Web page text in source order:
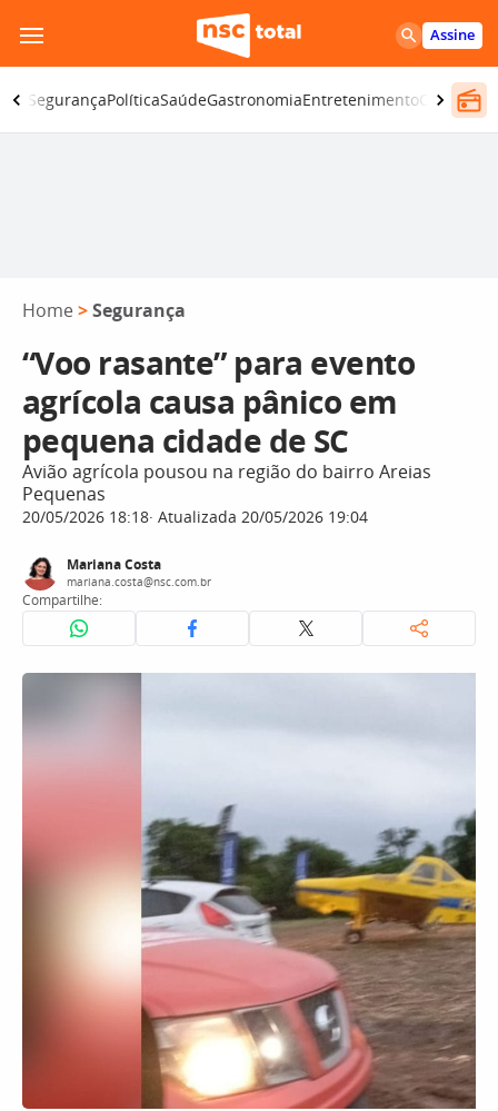
para
o
conteúdo
Assine
SegurançaPolíticaSaúdeGastronomiaEntretenimentoCBN
Home >Segurança
“Voo rasante” para evento
agrícola causa pânico em
pequena cidade de SC
Avião agrícola pousou na região do bairro Areias
Pequenas
20/05/2026 18:18 Atualizada 20/05/2026 19:04
Mariana Costa
mariana.costa@nsc.com.br
Compartilhe: